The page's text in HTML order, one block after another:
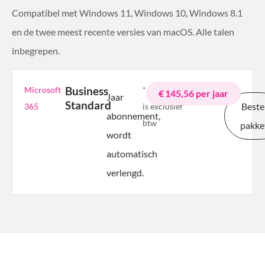
Compatibel met Windows 11, Windows 10, Windows 8.1
en de twee meest recente versies van macOS. Alle talen
inbegrepen.
Microsoft
365
Business
Standard
Jaar
abonnement,
wordt
automatisch
verlengd.
* De prijs
is exclusief
btw
€ 145,56 per jaar